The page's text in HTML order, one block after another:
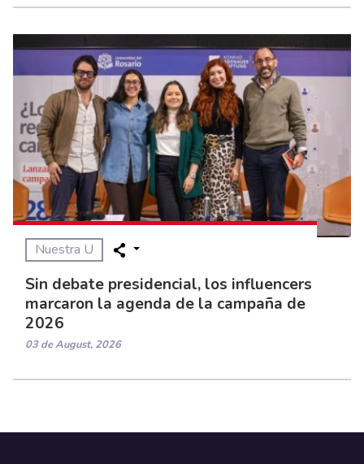
Nuestra U
Sin debate presidencial, los influencers
marcaron la agenda de la campaña de
2026
03 de August, 2026